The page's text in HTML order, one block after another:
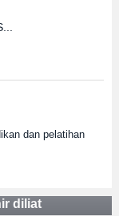
dan pelatihan
diliat